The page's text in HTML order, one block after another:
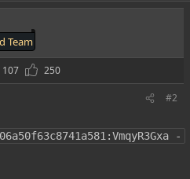
Team
107
250
#2
-